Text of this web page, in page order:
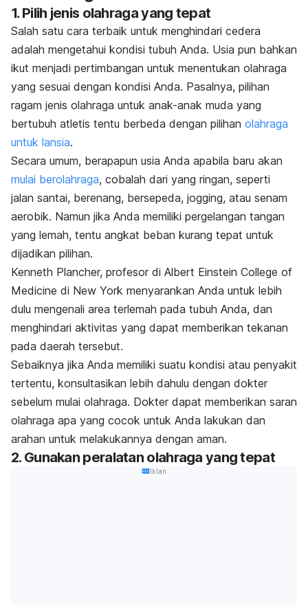
1. Pilih jenis olahraga yang tepat
Salah satu cara terbaik untuk menghindari cedera
adalah mengetahui kondisi tubuh Anda. Usia pun bahkan
ikut menjadi pertimbangan untuk menentukan olahraga
yang sesuai dengan kondisi Anda. Pasalnya, pilihan
ragam jenis olahraga untuk anak-anak muda yang
bertubuh atletis tentu berbeda dengan pilihan olahraga
untuk lansia.
Secara umum, berapapun usia Anda apabila baru akan
mulai berolahraga, cobalah dari yang ringan, seperti
jalan santai, berenang, bersepeda, jogging, atau senam
aerobik. Namun jika Anda memiliki pergelangan tangan
yang lemah, tentu angkat beban kurang tepat untuk
dijadikan pilihan.
Kenneth Plancher, profesor di Albert Einstein College of
Medicine di New York menyarankan Anda untuk lebih
dulu mengenali area terlemah pada tubuh Anda, dan
menghindari aktivitas yang dapat memberikan tekanan
pada daerah tersebut.
Sebaiknya jika Anda memiliki suatu kondisi atau penyakit
tertentu, konsultasikan lebih dahulu dengan dokter
sebelum mulai olahraga. Dokter dapat memberikan saran
olahraga apa yang cocok untuk Anda lakukan dan
arahan untuk melakukannya dengan aman.
2. Gunakan peralatan olahraga yang tepat
Iklan